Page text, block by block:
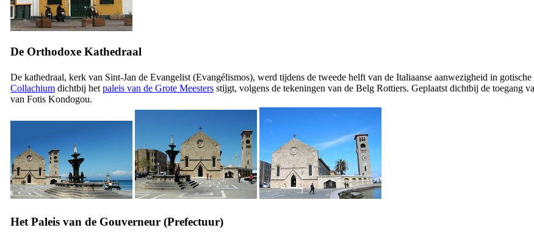
De Orthodoxe Kathedraal
De kathedraal, kerk van Sint-Jan de Evangelist (Evangélismos), werd tijdens de tweede helft van de Italiaanse aanwezigheid in
Collachium dichtbij het paleis van de Grote Meesters stijgt, volgens de tekeningen van de Belg Rottiers. Geplaatst dichtbij de toegang
van Fotis Kondogou.
Het Paleis van de Gouverneur (Prefectuur)